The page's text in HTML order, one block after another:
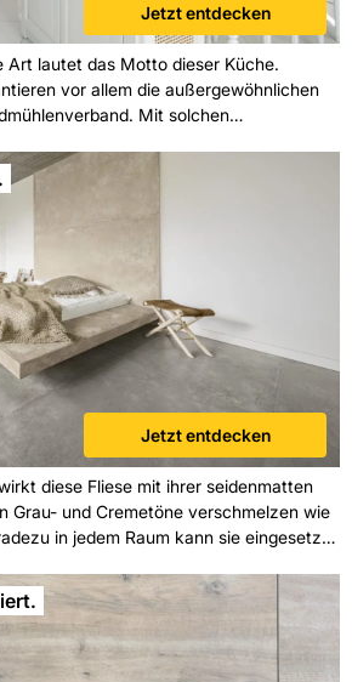
Jetzt entdecken
Art lautet das Motto dieser Küche.
vor allem die außergewöhnlichen
Mit solchen
Bodenbelag gestalten; die
vielfältig. Überzeugen Sie sich selbst!
Jetzt entdecken
diese Fliese mit ihrer seidenmatten
Grau- und Cremetöne verschmelzen wie
in jedem Raum kann sie eingesetzt
sich ihrer Umgebung an und verleiht
Vintage-Touch. Fliesen, die wir lieben.